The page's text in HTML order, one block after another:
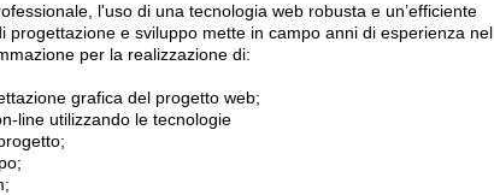
l'uso di una tecnologia web robusta e un’efficiente
e sviluppo mette in campo anni di esperienza nel
per la realizzazione di:
grafica del progetto web;
line utilizzando le tecnologie